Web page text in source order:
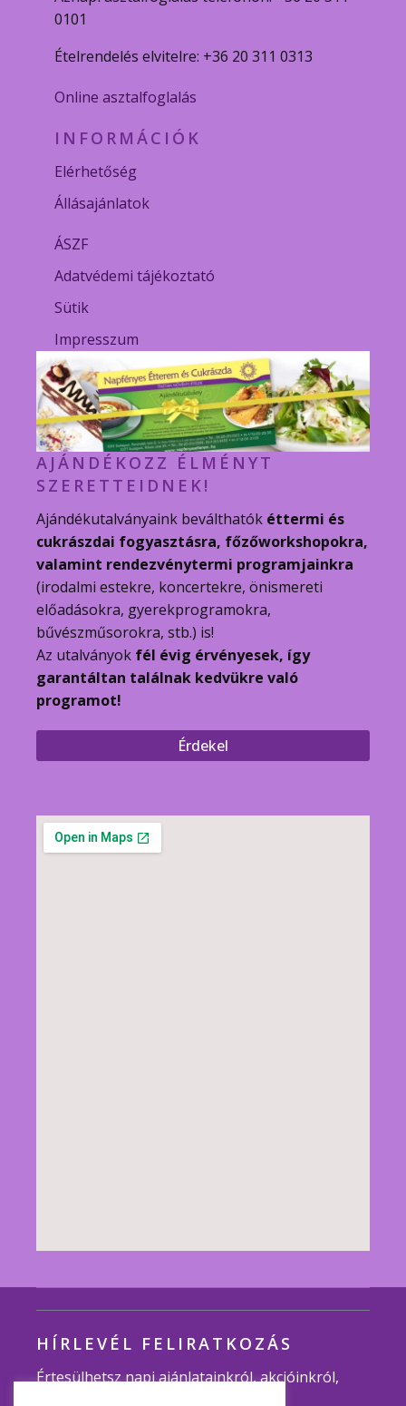
0101
Ételrendelés elvitelre: +36 20 311 0313
Online asztalfoglalás
INFORMÁCIÓK
Elérhetőség
Állásajánlatok
ÁSZF
Adatvédemi tájékoztató
Sütik
Impresszum
AJÁNDÉKOZZ ÉLMÉNYT
SZERETTEIDNEK!
Ajándékutalványaink beválthatók éttermi és
cukrászdai fogyasztásra, főzőworkshopokra,
valamint rendezvénytermi programjainkra
(irodalmi estekre, koncertekre, önismereti
előadásokra, gyerekprogramokra,
bűvészműsorokra, stb.) is!
Az utalványok fél évig érvényesek, így
garantáltan találnak kedvükre való
programot!
Érdekel
HÍRLEVÉL FELIRATKOZÁS
Értesülhetsz napi ajánlatainkról, akcióinkról,